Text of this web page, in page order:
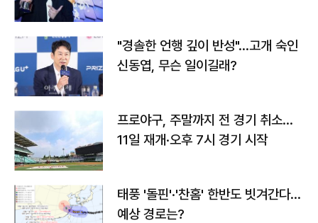
"경솔한 언행 깊이 반성"…고개 숙인
신동엽, 무슨 일이길래?
프로야구, 주말까지 전 경기 취소…
11일 재개·오후 7시 경기 시작
태풍 '돌핀'·'찬홈' 한반도 빗겨간다…
예상 경로는?